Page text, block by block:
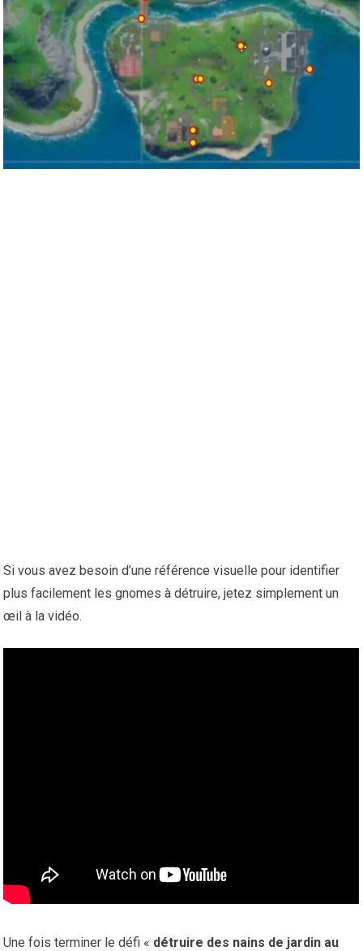
Si vous avez besoin d’une référence visuelle pour identifier
plus facilement les gnomes à détruire, jetez simplement un
œil à la vidéo.
Une fois terminer le défi « détruire des nains de jardin au